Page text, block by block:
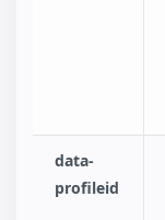
data-
profileid